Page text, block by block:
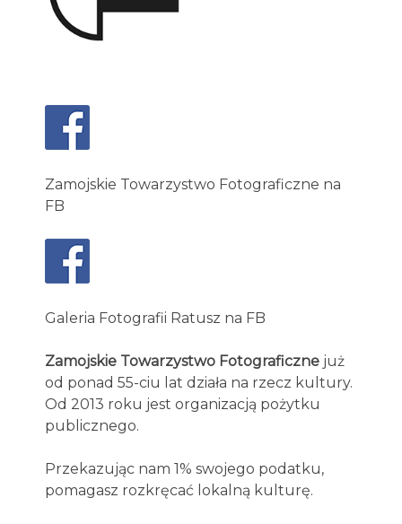
Zamojskie Towarzystwo Fotograficzne na
FB
Galeria Fotografii Ratusz na FB
Zamojskie Towarzystwo Fotograficzne już
od ponad 55-ciu lat działa na rzecz kultury.
Od 2013 roku jest organizacją pożytku
publicznego.
Przekazując nam 1% swojego podatku,
pomagasz rozkręcać lokalną kulturę.